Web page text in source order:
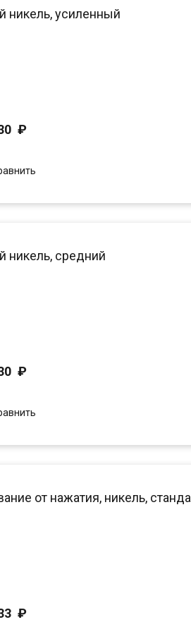
никель, усиленный
₽
никель, средний
₽
от нажатия, никель,
₽